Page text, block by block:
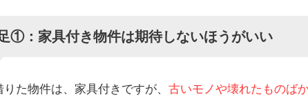
①：家具付き物件は期待しないほうがいい
りた物件は、家具付きですが、 古いモノや壊れたものば